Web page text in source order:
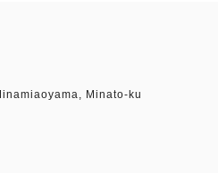
Minato-ku